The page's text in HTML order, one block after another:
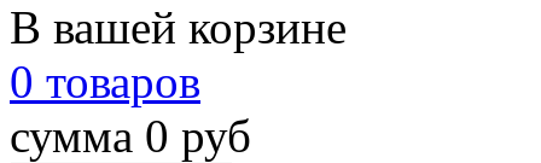
В вашей корзине
0 товаров
сумма 0 руб